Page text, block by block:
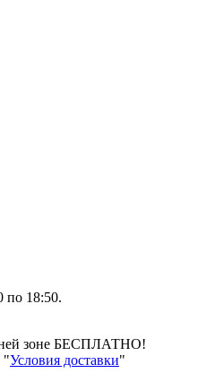
по 18:50.
зоне БЕСПЛАТНО!
"Условия доставки"